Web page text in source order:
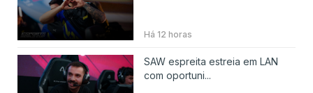
Há 12 horas
SAW espreita estreia em LAN
com oportuni...